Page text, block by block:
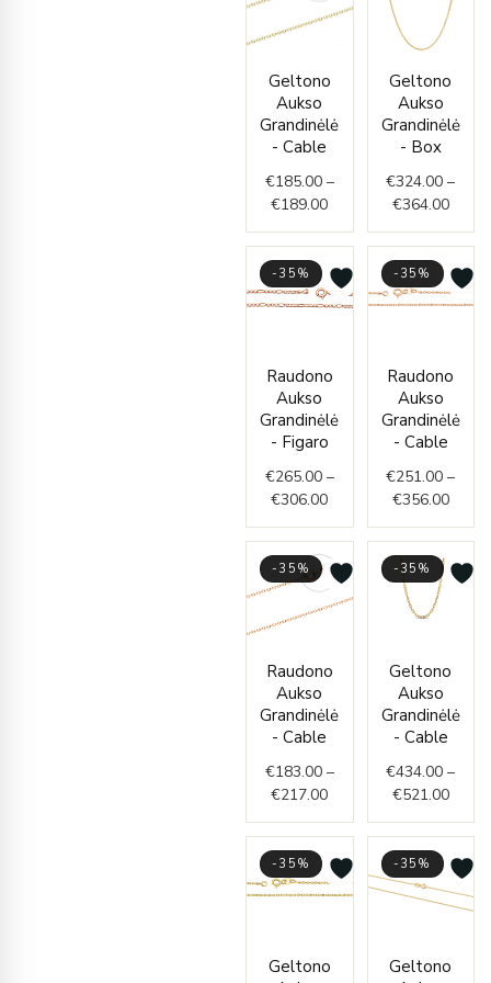
Geltono
Aukso
Grandinėlė
- Cable
€185.00 –
€189.00
range:
€185.00
through
Geltono
Aukso
Grandinėlė
- Box
€324.00 –
€364.00
range:
-35%
Raudono
Aukso
Grandinėlė
- Figaro
€265.00 –
€306.00
range:
€265.00
through
-35%
Raudono
Aukso
Grandinėlė
- Cable
€251.00 –
€356.00
range:
-35%
Raudono
Aukso
Grandinėlė
- Cable
€183.00 –
€217.00
range:
€183.00
through
-35%
Geltono
Aukso
Grandinėlė
- Cable
€434.00 –
€521.00
range:
-35%
Geltonoprice
price
-35%
Geltonorange: